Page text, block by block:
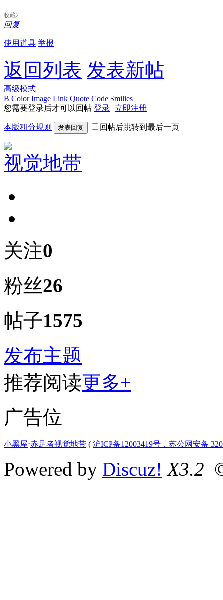
收藏2
回复
使用道具 举报
返回列表 发表新帖
高级模式
B Color Image Link Quote Code Smilies
您需要登录后才可以回帖 登录 | 立即注册
本版积分规则 发表回复 回帖后跳转到最后一页
视觉地带
关注0
粉丝26
帖子1575
发布主题
推荐阅读更多+
广告位
小黑屋⋅赤足者视觉地带 ( 沪ICP备12003419号，苏公网安备
Powered by Discuz! X3.2